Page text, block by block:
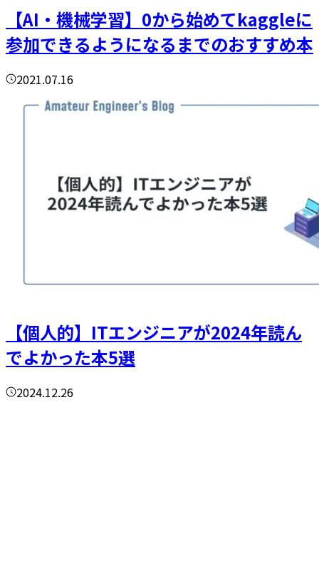
【AI・機械学習】0から始めてkaggleに
参加できるようになるまでのおすすめ本
2021.07.16
【個人的】ITエンジニアが2024年読ん
でよかった本5選
2024.12.26